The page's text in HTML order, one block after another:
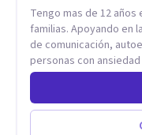
Tengo mas de 12
familias. Apoyando en
de comunicación,
personas con
conducta y
Estableciendo metas
vida de cada uno